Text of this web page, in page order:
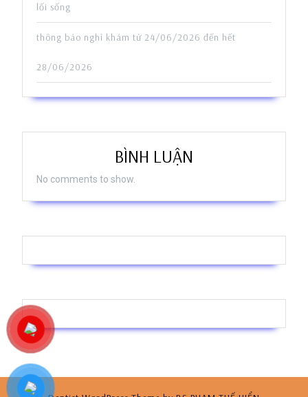
lối sống
thông báo nghỉ khám từ 24/06/2026 đến hết
28/06/2026
BÌNH LUẬN
No comments to show.